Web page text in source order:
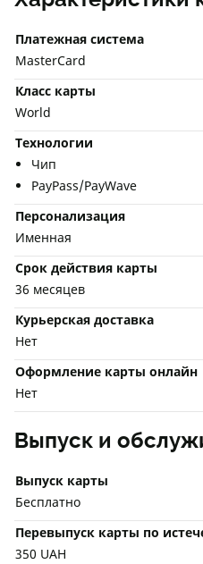
Платежная система
MasterCard
Класс карты
World
Технологии
Чип
PayPass/PayWave
Персонализация
Именная
Срок действия карты
36 месяцев
Курьерская доставка
Нет
Оформление карты онлайн
Нет
Выпуск и
Выпуск карты
Бесплатно
Перевыпуск карты по
350 UAH